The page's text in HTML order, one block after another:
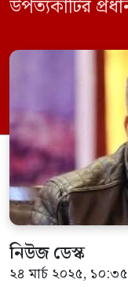
উপত্যকাটির
প্রধানমন্ত্রী
এরপর তার
তবে মাত্র কয়েক
হলো। দখলদার
ইসরায়েল
নিউজ ডেস্ক
২৪ মার্চ ২০২৫, ১০:৩৫